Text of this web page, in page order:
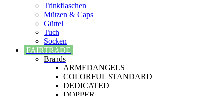
Trinkflaschen
Mützen & Caps
Gürtel
Tuch
Socken
FAIRTRADE
Brands
ARMEDANGELS
COLORFUL STANDARD
DEDICATED
DOPPER